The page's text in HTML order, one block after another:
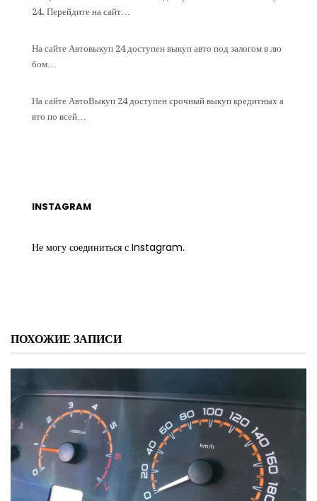
24. Перейдите на сайт…
На сайте Автовыкуп 24 доступен выкуп авто под залогом в лю
бом…
На сайте АвтоВыкуп 24 доступен срочный выкуп кредитных а
вто по всей…
INSTAGRAM
Не могу соединиться с Instagram.
ПОХОЖИЕ ЗАПИСИ